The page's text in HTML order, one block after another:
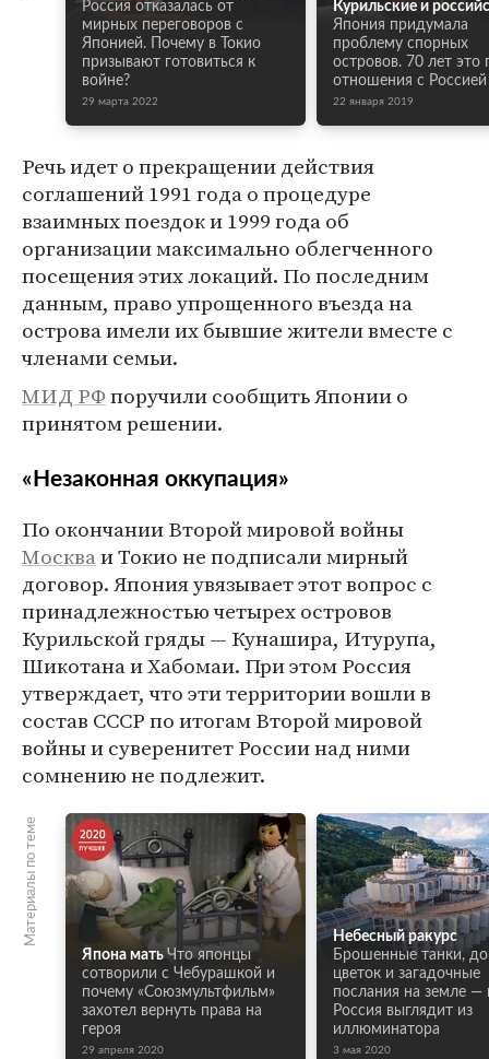
Россия отказалась от
мирных переговоров с
Японией. Почему в Токио
призывают готовиться к
войне?
29 марта 2022
Курильские и
Япония придумала
проблему спорных
островов. 70 лет это
отношения с Россией
22 января 2019
Речь идет о прекращении действия
соглашений 1991 года о процедуре
взаимных поездок и 1999 года об
организации максимально облегченного
посещения этих локаций. По последним
данным, право упрощенного въезда на
острова имели их бывшие жители вместе с
членами семьи.
МИД РФпоручили сообщить Японии о
принятом решении.
«Незаконная оккупация»
По окончании Второй мировой войны
Москваи Токио не подписали мирный
договор. Япония увязывает этот вопрос с
принадлежностью четырех островов
Курильской гряды — Кунашира, Итурупа,
Шикотана и Хабомаи. При этом Россия
утверждает, что эти территории вошли в
состав СССР по итогам Второй мировой
войны и суверенитет России над ними
сомнению не подлежит.
Материалы по теме
Япона мать Что японцы
сотворили с Чебурашкой и
почему «Союзмультфильм»
захотел вернуть права на
героя
29 апреля 2020
Небесный ракурс
Брошенные танки,
цветок и загадочные
послания на земле —
Россия выглядит из
иллюминатора
3 мая 2020